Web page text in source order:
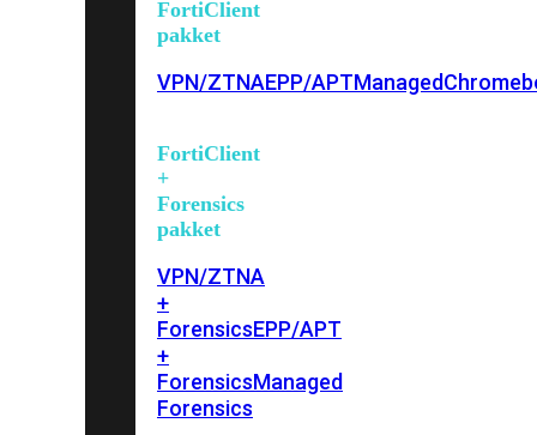
FortiClient
pakket
VPN/ZTNAEPP/APTManaged
FortiClient
+
Forensics
pakket
VPN/ZTNA
+
ForensicsEPP/APT
+
ForensicsManaged
Forensics